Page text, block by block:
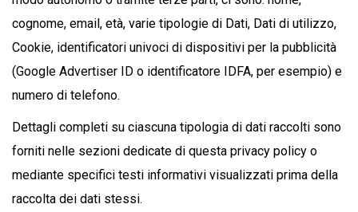
cognome, email, età, varie tipologie di Dati, Dati di utilizzo,
Cookie, identificatori univoci di dispositivi per la pubblicità
(Google Advertiser ID o identificatore IDFA, per esempio) e
numero di telefono.
Dettagli completi su ciascuna tipologia di dati raccolti sono
forniti nelle sezioni dedicate di questa privacy policy o
mediante specifici testi informativi visualizzati prima della
raccolta dei dati stessi.